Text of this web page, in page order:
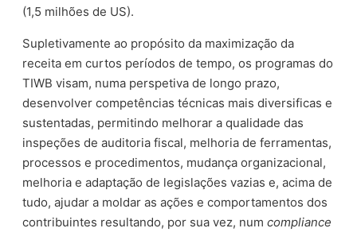
(1,5 milhões de US).
Supletivamente ao propósito da maximização da
receita em curtos períodos de tempo, os programas do
TIWB visam, numa perspetiva de longo prazo,
desenvolver competências técnicas mais diversificas e
sustentadas, permitindo melhorar a qualidade das
inspeções de auditoria fiscal, melhoria de ferramentas,
processos e procedimentos, mudança organizacional,
melhoria e adaptação de legislações vazias e, acima de
tudo, ajudar a moldar as ações e comportamentos dos
contribuintes resultando, por sua vez, numcompliance